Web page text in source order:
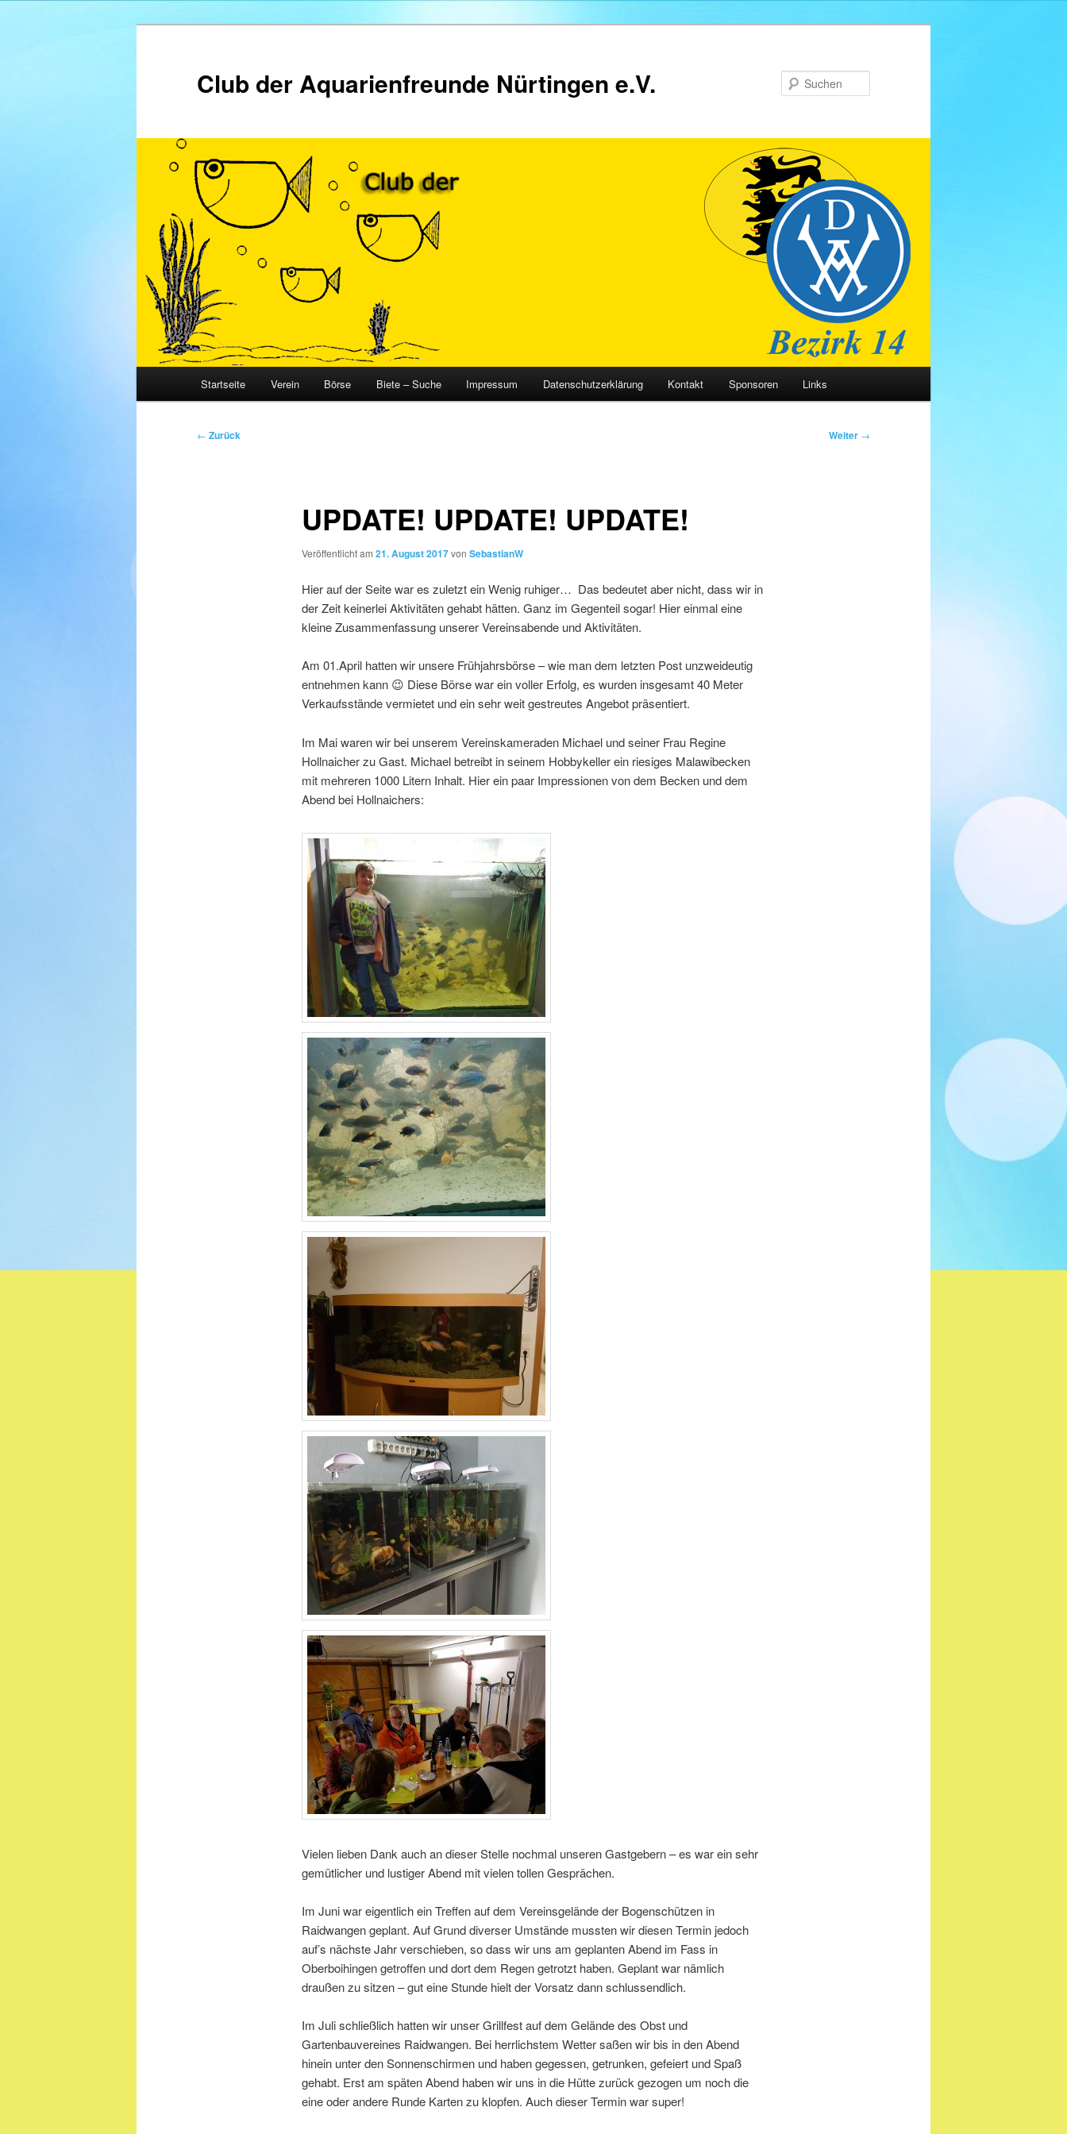
Club der Aquarienfreunde Nürtingen e.V.
Startseite Verein Börse Biete – Suche Impressum Datenschutzerklärung Kontakt Sponsoren Links
Beitragsnavigation
← Zurück Weiter →
UPDATE! UPDATE! UPDATE!
Veröffentlicht am 21. August 2017von SebastianW
Hier auf der Seite war es zuletzt ein Wenig ruhiger… Das bedeutet aber nicht, dass wir in
der Zeit keinerlei Aktivitäten gehabt hätten. Ganz im Gegenteil sogar! Hier einmal eine
kleine Zusammenfassung unserer Vereinsabende und Aktivitäten.
Am 01.April hatten wir unsere Frühjahrsbörse – wie man dem letzten Post unzweideutig
entnehmen kann 😉 Diese Börse war ein voller Erfolg, es wurden insgesamt 40 Meter
Verkaufsstände vermietet und ein sehr weit gestreutes Angebot präsentiert.
Im Mai waren wir bei unserem Vereinskameraden Michael und seiner Frau Regine
Hollnaicher zu Gast. Michael betreibt in seinem Hobbykeller ein riesiges Malawibecken
mit mehreren 1000 Litern Inhalt. Hier ein paar Impressionen von dem Becken und dem
Abend bei Hollnaichers:
Vielen lieben Dank auch an dieser Stelle nochmal unseren Gastgebern – es war ein sehr
gemütlicher und lustiger Abend mit vielen tollen Gesprächen.
Im Juni war eigentlich ein Treffen auf dem Vereinsgelände der Bogenschützen in
Raidwangen geplant. Auf Grund diverser Umstände mussten wir diesen Termin jedoch
auf’s nächste Jahr verschieben, so dass wir uns am geplanten Abend im Fass in
Oberboihingen getroffen und dort dem Regen getrotzt haben. Geplant war nämlich
draußen zu sitzen – gut eine Stunde hielt der Vorsatz dann schlussendlich.
Im Juli schließlich hatten wir unser Grillfest auf dem Gelände des Obst und
Gartenbauvereines Raidwangen. Bei herrlichstem Wetter saßen wir bis in den Abend
hinein unter den Sonnenschirmen und haben gegessen, getrunken, gefeiert und Spaß
gehabt. Erst am späten Abend haben wir uns in die Hütte zurück gezogen um noch die
eine oder andere Runde Karten zu klopfen. Auch dieser Termin war super!